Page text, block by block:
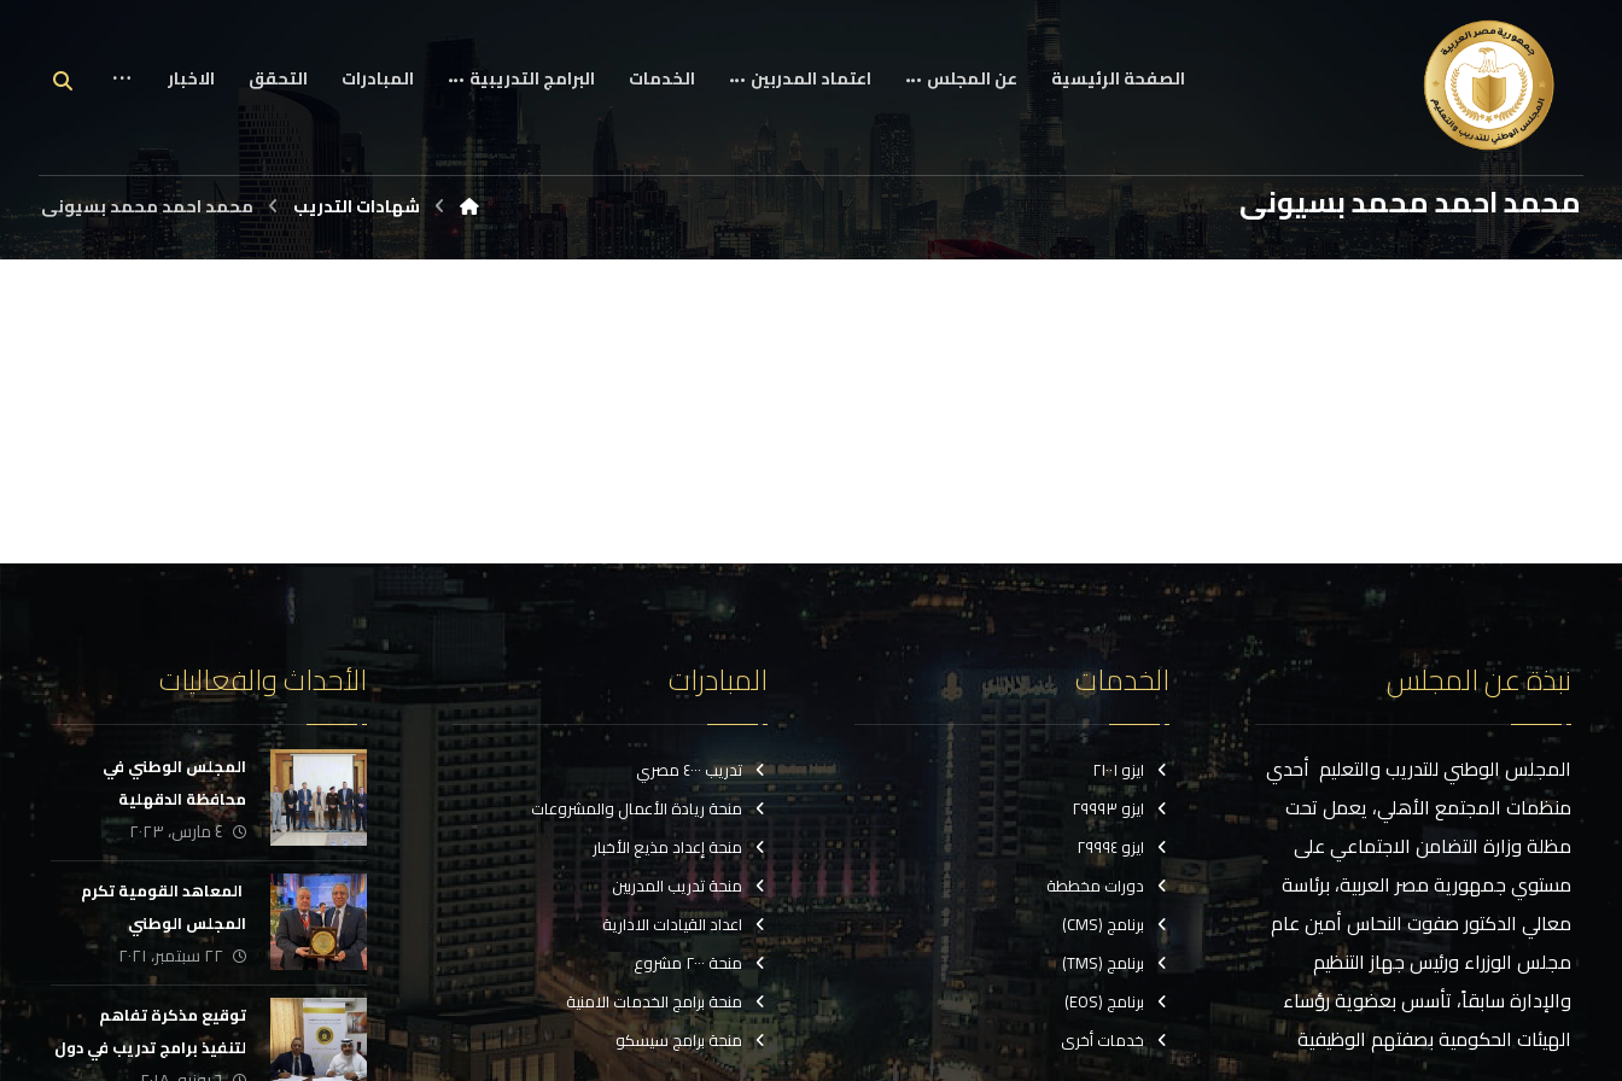
الصفحة الرئيسية عن المجلس اعتماد المدربين الخدمات البرامج التدريبية المبادرات التحقق الاخبار
محمد احمد محمد بسيونى شهادات التدريب محمد احمد محمد بسيونى
نبذة عن المجلس
المجلس الوطني للتدريب والتعليم أحدي
منظمات المجتمع الأهلي، يعمل تحت
مظلة وزارة التضامن الاجتماعي على
مستوي جمهورية مصر العربية، برئاسة
معالي الدكتور صفوت النحاس أمين عام
مجلس الوزراء ورئيس جهاز التنظيم
والإدارة سابقاً، تأسس بعضوية رؤساء
الهيئات الحكومية بصفتهم الوظيفية
الخدمات
ايزو ٢١٠٠١
ايزو ٢٩٩٩٣
ايزو ٢٩٩٩٤
دورات مخططة
برنامج (CMS)
برنامج (TMS)
برنامج (EOS)
خدمات أخرى
المبادرات
تدريب ٤٠٠٠ مصري
منحة ريادة الأعمال والمشروعات
منحة إعداد مذيع الأخبار
منحة تدريب المدربين
اعداد القيادات الادارية
منحة ٢٠٠٠ مشروع
منحة برامج الخدمات الامنية
منحة برامج سيسكو
الأحداث والفعاليات
المجلس الوطني في
محافظة الدقهلية
٤ مارس، ٢٠٢٣
‏ المعاهد القومية تكرم
المجلس الوطني
٢٢ سبتمبر، ٢٠٢١
‏توقيع مذكرة تفاهم
لتنفيذ برامج تدريب في دول